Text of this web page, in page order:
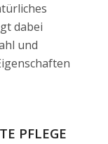
dabei
und
PFLEGE